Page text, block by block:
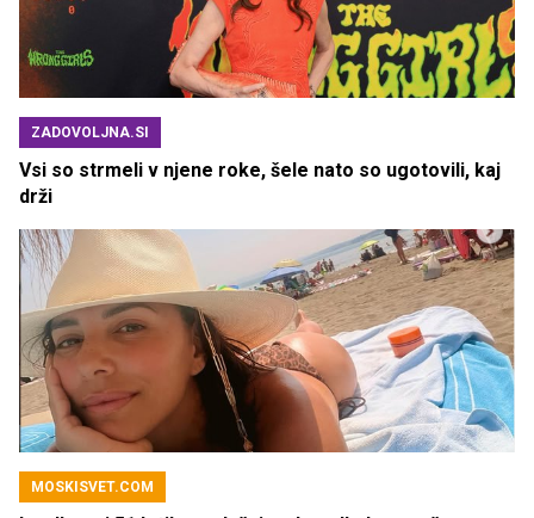
ZADOVOLJNA.SI
Vsi so strmeli v njene roke, šele nato so ugotovili, kaj
drži
MOSKISVET.COM